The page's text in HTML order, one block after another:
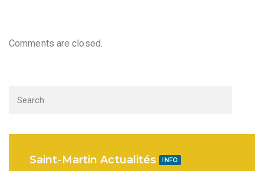
Comments are closed.
Saint-Martin Actualités INFO